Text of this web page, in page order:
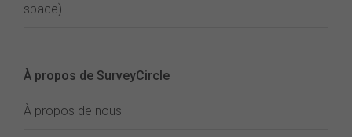
space)
À propos de SurveyCircle
À propos de nous